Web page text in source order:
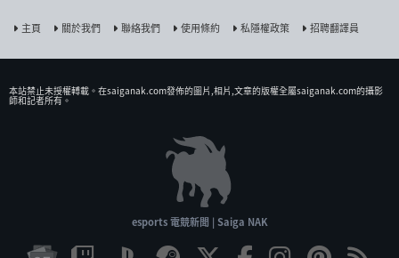
主頁 關於我們 聯絡我們 使用條約 私隱權政策 招聘翻譯員
本站禁止未授權𨍭載。在saiganak.com發佈的圖片,相片,文章的版權全屬saiganak.com的攝影
師和記者所有。
esports 電競新聞 | Saiga NAK